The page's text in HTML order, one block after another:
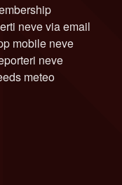
neve via email
mobile neve
neve
meteo